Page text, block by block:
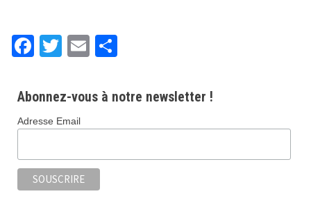
Fa
b
o
o
k
T
tt
er
E
ai
P
ta
r
Abonnez-vous à notre newsletter !
Adresse Email